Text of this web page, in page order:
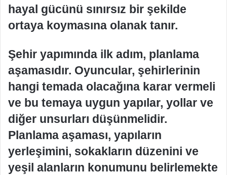
hayal gücünü sınırsız bir şekilde
ortaya koymasına olanak tanır.
Şehir yapımında ilk adım, planlama
aşamasıdır. Oyuncular, şehirlerinin
hangi temada olacağına karar vermeli
ve bu temaya uygun yapılar, yollar ve
diğer unsurları düşünmelidir.
Planlama aşaması, yapıların
yerleşimini, sokakların düzenini ve
yeşil alanların konumunu belirlemekte